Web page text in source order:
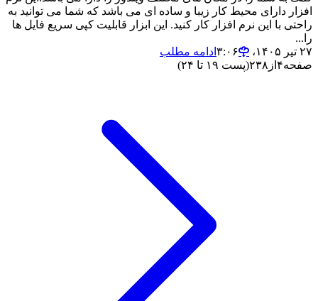
افزار دارای محیط کار زیبا و ساده ای می باشد که شما می توانید به
راحتی با این نرم افزار کار کنید. این ابزار قابلیت کپی سریع فایل ها
را...
۲۷ تیر ۱۴۰۵،‏ ۳:۰۶
ادامه مطلب
صفحه۴ از ۲۳۸(پست ۱۹ تا ۲۴)